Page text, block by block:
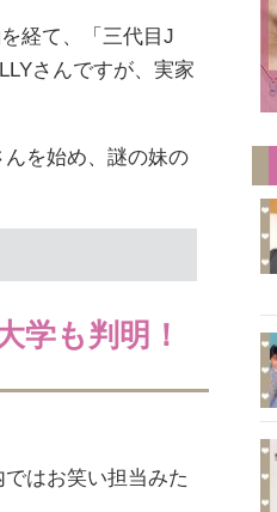
経て、「三代目J
さんですが、実家
んを始め、謎の妹の
学も判明！
はお笑い担当みた